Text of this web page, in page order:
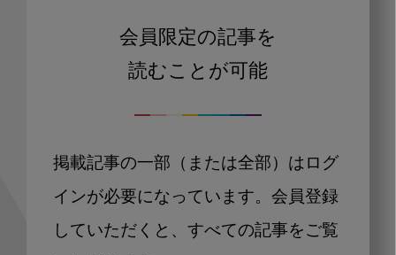
会員限定の記事を
読むことが可能
掲載記事の一部（または全部）はログ
インが必要になっています。会員登録
していただくと、すべての記事をご覧